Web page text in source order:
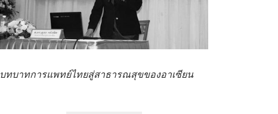
บทบาทการแพทย์ไทยสู่สาธารณสุขของอาเซียน